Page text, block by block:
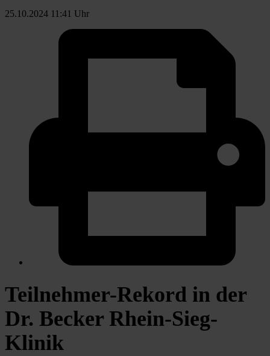
25.10.2024 11:41 Uhr
Teilnehmer-Rekord in der
Dr. Becker Rhein-Sieg-
Klinik